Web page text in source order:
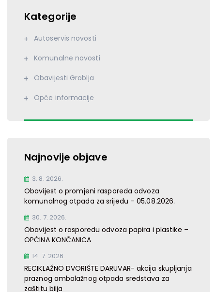
Kategorije
Autoservis novosti
Komunalne novosti
Obavijesti Groblja
Opće informacije
Najnovije objave
3. 8. 2026.
Obavijest o promjeni rasporeda odvoza
komunalnog otpada za srijedu – 05.08.2026.
30. 7. 2026.
Obavijest o rasporedu odvoza papira i plastike –
OPĆINA KONČANICA
14. 7. 2026.
RECIKLAŽNO DVORIŠTE DARUVAR- akcija skupljanja
praznog ambalažnog otpada sredstava za
zaštitu bilja